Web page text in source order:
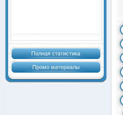
Полная статистика
Промо материалы